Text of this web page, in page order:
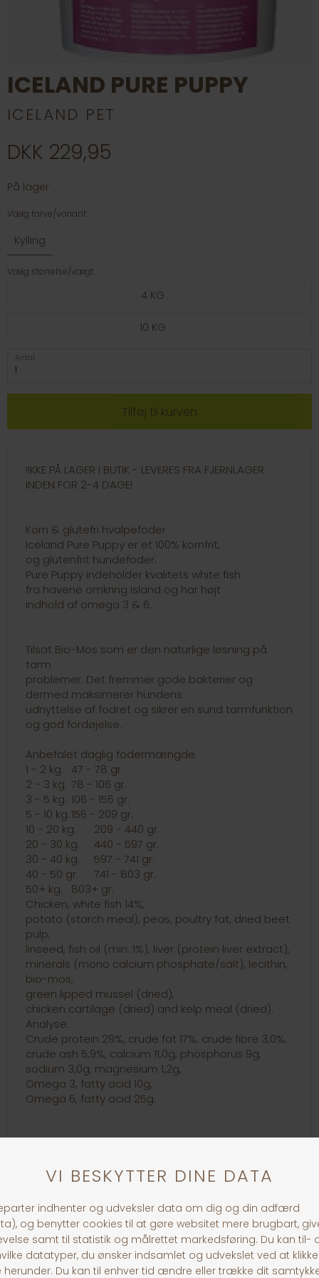
ICELAND PURE PUPPY
ICELAND PET
DKK 229,95
På lager
Vælg farve/variant:
Kylling
Vælg størrelse/vægt:
4 KG
10 KG
Antal
!IKKE PÅ LAGER I BUTIK - LEVERES FRA FJERNLAGER
INDEN FOR 2-4 DAGE!
Korn & glutefri hvalpefoder
Iceland Pure Puppy er et 100% kornfrit,
og glutenfrit hundefoder.
Pure Puppy indeholder kvalitets white fish
fra havene omkring Island og har højt
indhold af omega 3 & 6.
Tilsat Bio-Mos som er den naturlige løsning på
tarm
problemer. Det fremmer gode bakterier og
dermed maksimerer hundens
udnyttelse af fodret og sikrer en sund tarmfunktion
og god fordøjelse.
Anbefalet daglig fodermængde:
1 - 2 kg. 47 - 78 gr.
2 - 3 kg. 78 - 106 gr.
3 - 5 kg. 106 - 156 gr.
5 - 10 kg.156 - 209 gr.
10 - 20 kg.
209 - 440 gr.
20 - 30 kg.
440 - 597 gr.
30 - 40 kg.
597 - 741 gr.
40 - 50 gr.
741 - 803 gr.
50+ kg.
803+ gr.
Chicken, white fish 14%,
potato (starch meal), peas, poultry fat, dried beet
pulp,
linseed, fish oil (min. 1%), liver (protein liver extract),
minerals (mono calcium phosphate/salt), lecithin,
bio-mos,
green lipped mussel (dried),
chicken cartilage (dried) and kelp meal (dried).
Analyse:
Crude protein 29%, crude fat 17%, crude fibre 3,0%,
crude ash 5,9%, calcium 11,0g, phosphorus 9g,
sodium 3,0g, magnesium 1,2g,
Omega 3, fatty acid 10g,
Omega 6, fatty acid 25g.
Rå protein 26%, Rå fedt 13%
30 dages returret